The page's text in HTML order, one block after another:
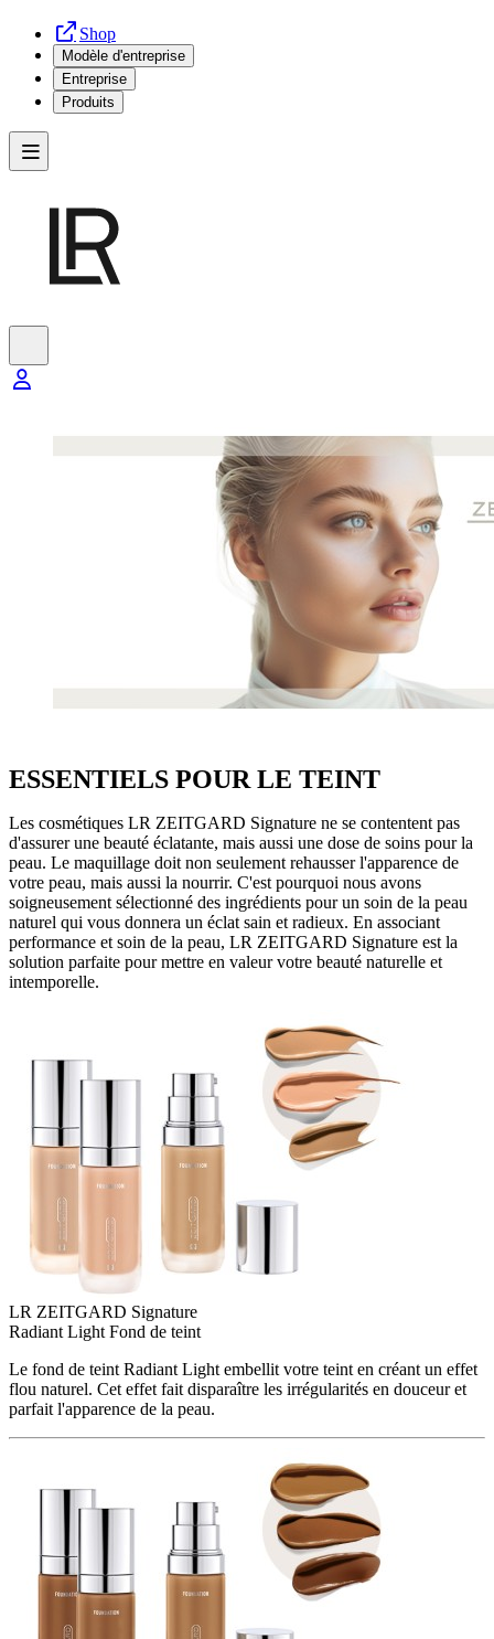
Shop
Modèle d'entreprise
Entreprise
Produits
ESSENTIELS POUR LE TEINT
Les cosmétiques LR ZEITGARD Signature ne se contentent pas
d'assurer une beauté éclatante, mais aussi une dose de soins pour la
peau. Le maquillage doit non seulement rehausser l'apparence de
votre peau, mais aussi la nourrir. C'est pourquoi nous avons
soigneusement sélectionné des ingrédients pour un soin de la peau
naturel qui vous donnera un éclat sain et radieux. En associant
performance et soin de la peau, LR ZEITGARD Signature est la
solution parfaite pour mettre en valeur votre beauté naturelle et
intemporelle.
LR ZEITGARD Signature
Radiant Light Fond de teint
Le fond de teint Radiant Light embellit votre teint en créant un effet
flou naturel. Cet effet fait disparaître les irrégularités en douceur et
parfait l'apparence de la peau.